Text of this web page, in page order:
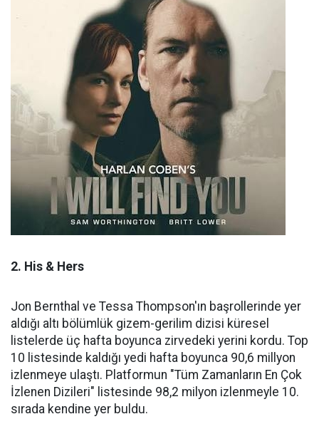
2. His & Hers
Jon Bernthal ve Tessa Thompson'ın başrollerinde yer
aldığı altı bölümlük gizem-gerilim dizisi küresel
listelerde üç hafta boyunca zirvedeki yerini kordu. Top
10 listesinde kaldığı yedi hafta boyunca 90,6 millyon
izlenmeye ulaştı. Platformun "Tüm Zamanların En Çok
İzlenen Dizileri" listesinde 98,2 milyon izlenmeyle 10.
sırada kendine yer buldu.